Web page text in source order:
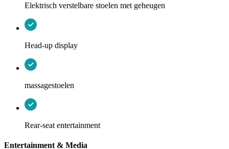
Elektrisch verstelbare stoelen met geheugen
Head-up display
massagestoelen
Rear-seat entertainment
Entertainment & Media